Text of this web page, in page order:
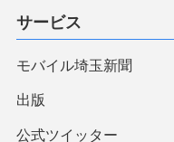
サービス
モバイル埼玉新聞
出版
公式ツイッター